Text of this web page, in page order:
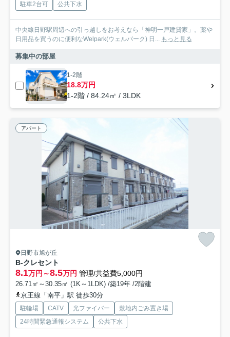
駐車2台可
公共下水
中央線日野駅周辺への引っ越しをお考えなら「神明一戸建貸家」。薬や
日用品を買うのに便利なWelpark(ウェルパーク) 日... もっと見る
募集中の部屋
1-2階
18.8万円
1-2階 / 84.24㎡ / 3LDK
アパート
日野市旭が丘
B-クレセント
8.1万円～8.5万円 管理/共益費5,000円
26.71㎡～30.35㎡ (1K～1LDK) /築19年 /2階建
京王線「南平」駅 徒歩30分
駐輪場 CATV 光ファイバー
敷地内ごみ置き場
24時間緊急通報システム
公共下水